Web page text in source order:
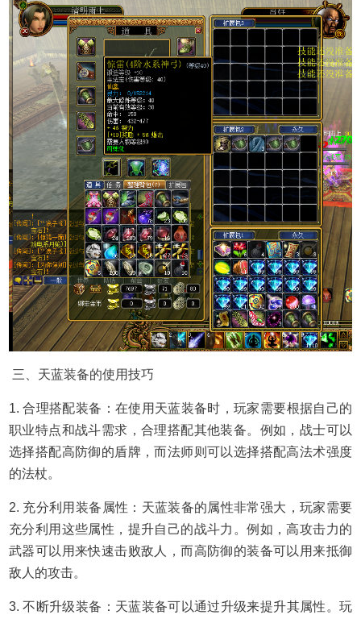
三、天蓝装备的使用技巧
1. 合理搭配装备：在使用天蓝装备时，玩家需要根据自己的
职业特点和战斗需求，合理搭配其他装备。例如，战士可以
选择搭配高防御的盾牌，而法师则可以选择搭配高法术强度
的法杖。
2. 充分利用装备属性：天蓝装备的属性非常强大，玩家需要
充分利用这些属性，提升自己的战斗力。例如，高攻击力的
武器可以用来快速击败敌人，而高防御的装备可以用来抵御
敌人的攻击。
3. 不断升级装备：天蓝装备可以通过升级来提升其属性。玩